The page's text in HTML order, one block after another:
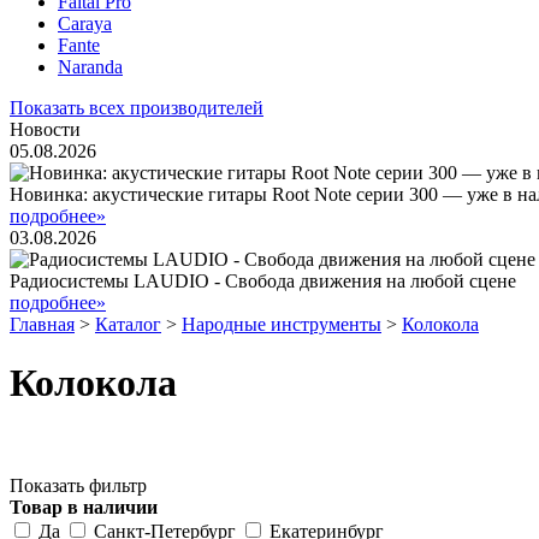
Caraya
Fante
Naranda
Показать всех производителей
Новости
05.08.2026
Новинка: акустические гитары Root Note серии 300 — уже в
подробнее»
03.08.2026
Радиосистемы LAUDIO - Свобода движения на любой сцене
подробнее»
Главная > Каталог > Народные инструменты > Колокола
Колокола
Показать фильтр
Товар в наличии
Да
Санкт-Петербург
Екатеринбург